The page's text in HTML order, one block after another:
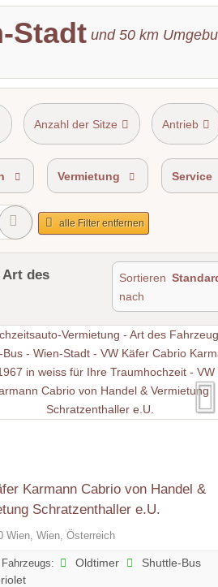
Stadt und 50 km
Anzahl der Sitze Antrieb
Vermietung Service
alle Filter entfernen
des
Sortieren
nach
Karmann Cabrio von Handel &
Schratzenthaller e.U.
Wien, Wien, Österreich
Oldtimer
Shuttle-Bus